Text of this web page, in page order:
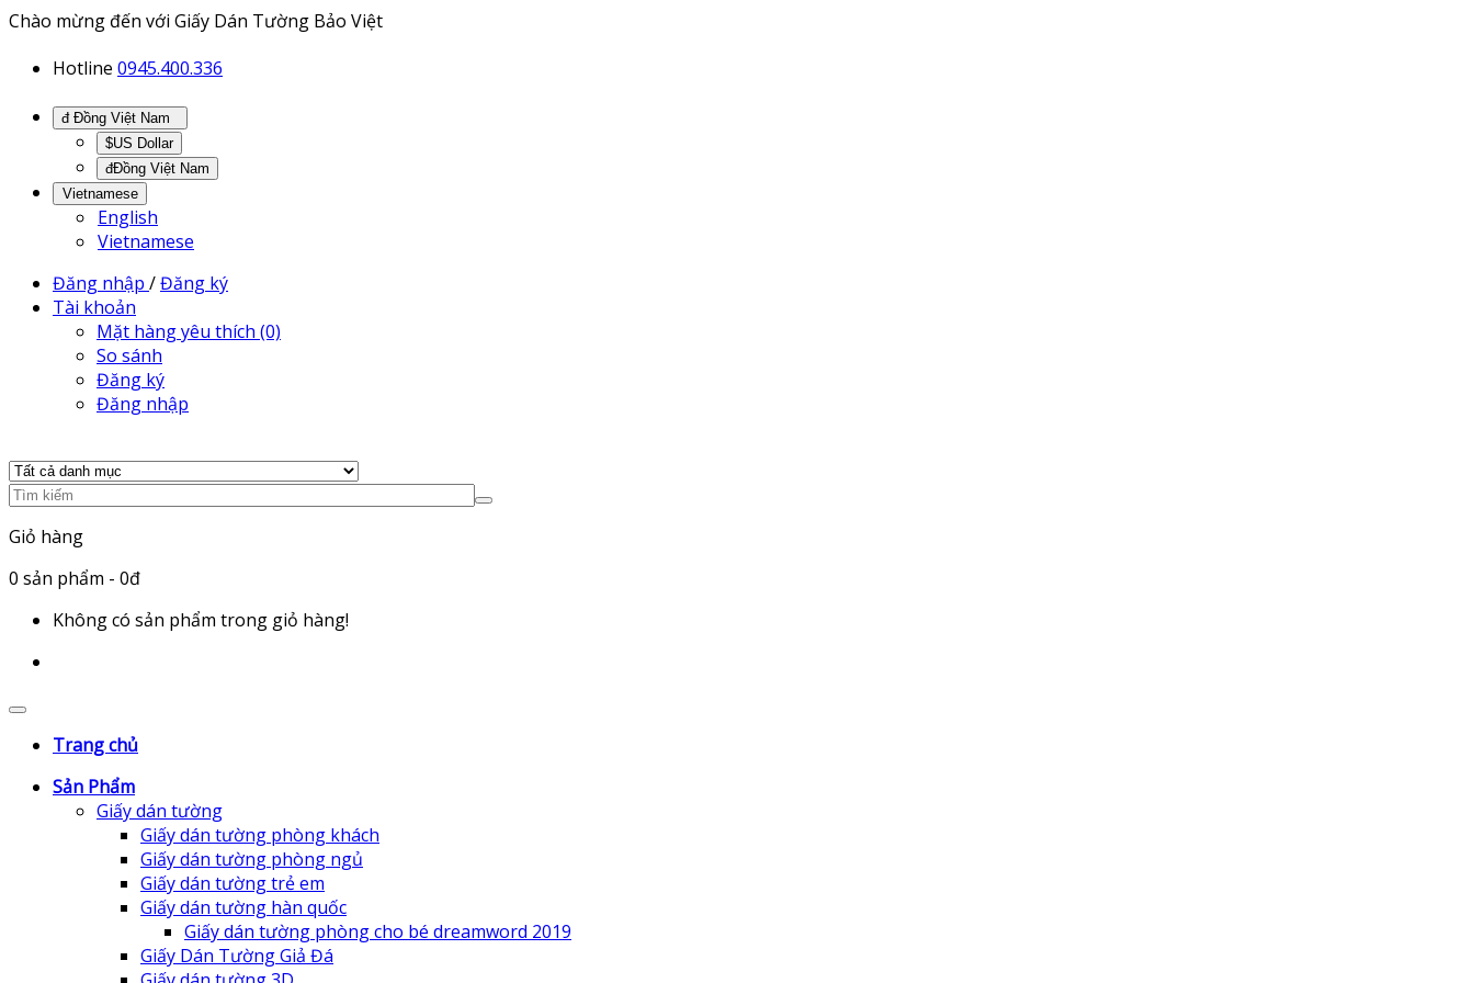
Chào mừng đến với Giấy Dán Tường Bảo Việt
Hotline 0945.400.336
$US Dollar
đĐồng Việt Nam
Vietnamese
English
Vietnamese
Đăng nhập /Đăng ký
Tài khoản
Mặt hàng yêu thích (0)
So sánh
Đăng ký
Đăng nhập
Giỏ hàng
0 sản phẩm - 0đ
Không có sản phẩm trong giỏ hàng!
Trang chủ
Sản Phẩm
Giấy dán tường
Giấy dán tường phòng khách
Giấy dán tường phòng ngủ
Giấy dán tường trẻ em
Giấy dán tường hàn quốc
Giấy dán tường phòng cho bé dreamword 2019
Giấy Dán Tường Giả Đá